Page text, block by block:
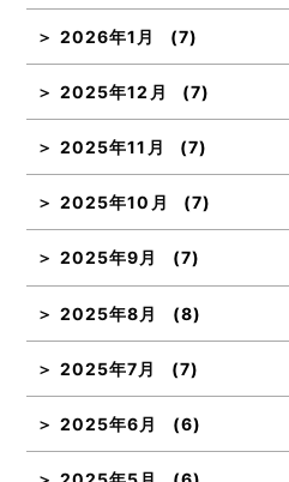
2026年1月 (7)
2025年12月 (7)
2025年11月 (7)
2025年10月 (7)
2025年9月 (7)
2025年8月 (8)
2025年7月 (7)
2025年6月 (6)